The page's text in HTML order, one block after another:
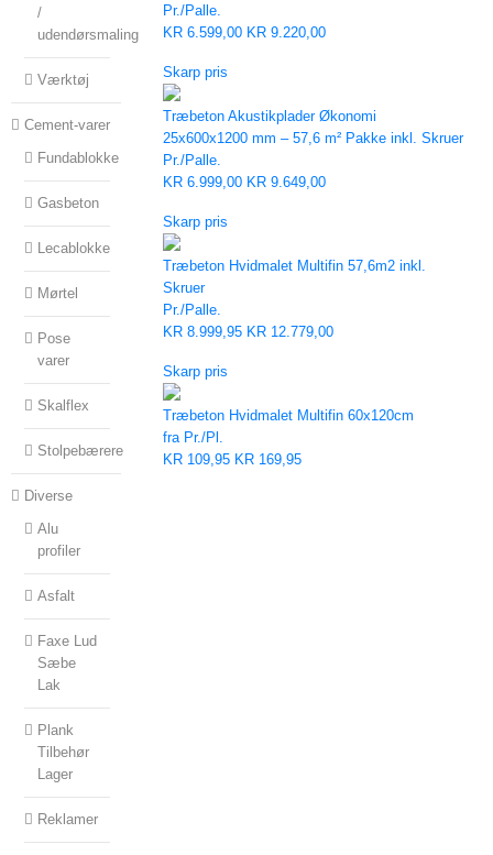
Pr./Palle.
KR 6.599,00 KR 9.220,00
Skarp pris
Træbeton Akustikplader Økonomi
25x600x1200 mm – 57,6 m² Pakke inkl. Skruer
Pr./Palle.
KR 6.999,00 KR 9.649,00
Skarp pris
Træbeton Hvidmalet Multifin 57,6m2 inkl.
Skruer
Pr./Palle.
KR 8.999,95 KR 12.779,00
Skarp pris
Træbeton Hvidmalet Multifin 60x120cm
fra Pr./Pl.
KR 109,95 KR 169,95
/
udendørsmaling
Værktøj
Cement-varer
Fundablokke
Gasbeton
Lecablokke
Mørtel
Pose
varer
Skalflex
Stolpebærere
Diverse
Alu
profiler
Asfalt
Faxe Lud
Sæbe
Lak
Plank
Tilbehør
Lager
Reklamer